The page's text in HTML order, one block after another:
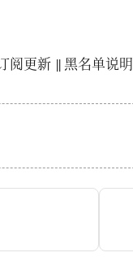
阅更新||黑名单说明